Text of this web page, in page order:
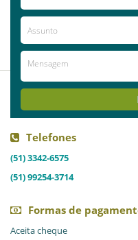
área
Telefones
(51) 3342-6575
(51) 99254-3714
Formas de
Aceita cheque